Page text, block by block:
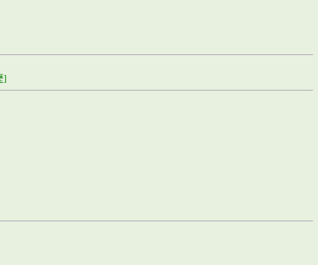
]